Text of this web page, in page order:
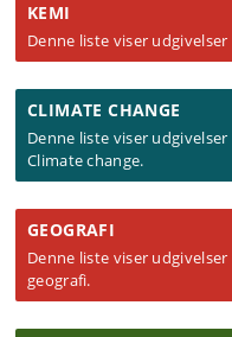
KEMI
Denne liste viser
CLIMATE CHANGE
Denne liste viser
Climate change.
GEOGRAFI
Denne liste viser
geografi.